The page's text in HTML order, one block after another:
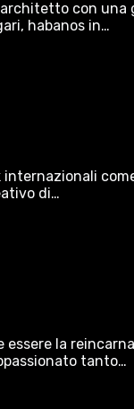
con una
habanos in…
di…
essere la
tanto…